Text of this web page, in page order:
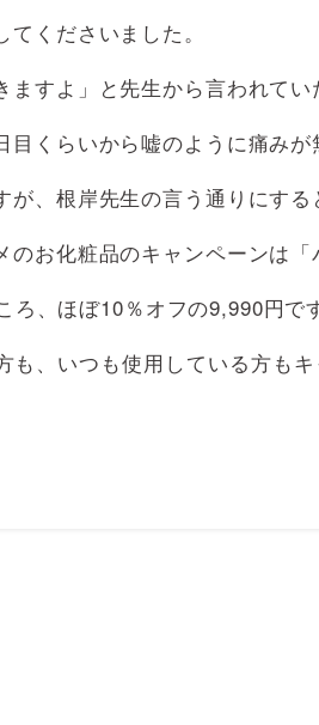
くださいました。
ますよ」と先生から言われて
目くらいから嘘のように痛みが
が、根岸先生の言う通りにす
のお化粧品のキャンペーンは
、ほぼ10％オフの9,990円で
も、いつも使用している方も